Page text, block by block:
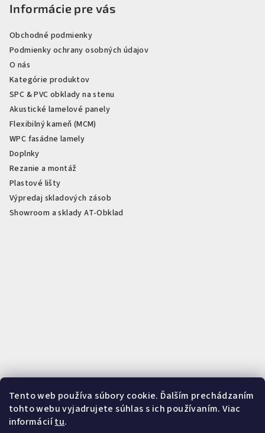
Tento web používa súbory cookie. Ďalším prechádzaním
tohto webu vyjadrujete súhlas s ich používaním. Viac
informáciítu.
Informácie pre vás
Obchodné podmienky
Podmienky ochrany osobných údajov
O nás
Kategórie produktov
SPC & PVC obklady na stenu
Akustické lamelové panely
Flexibilný kameň (MCM)
WPC fasádne lamely
Doplnky
Rezanie a montáž
Plastové lišty
Výpredaj skladových zásob
Showroom a sklady AT-Obklad
Rezanie na mieru podľa vašich potriebPresné rezanie PVC, SPC,
akustických panelov, WPC panelov a profilov. Zistiť viac o službe
Zistiť viac o rezaní